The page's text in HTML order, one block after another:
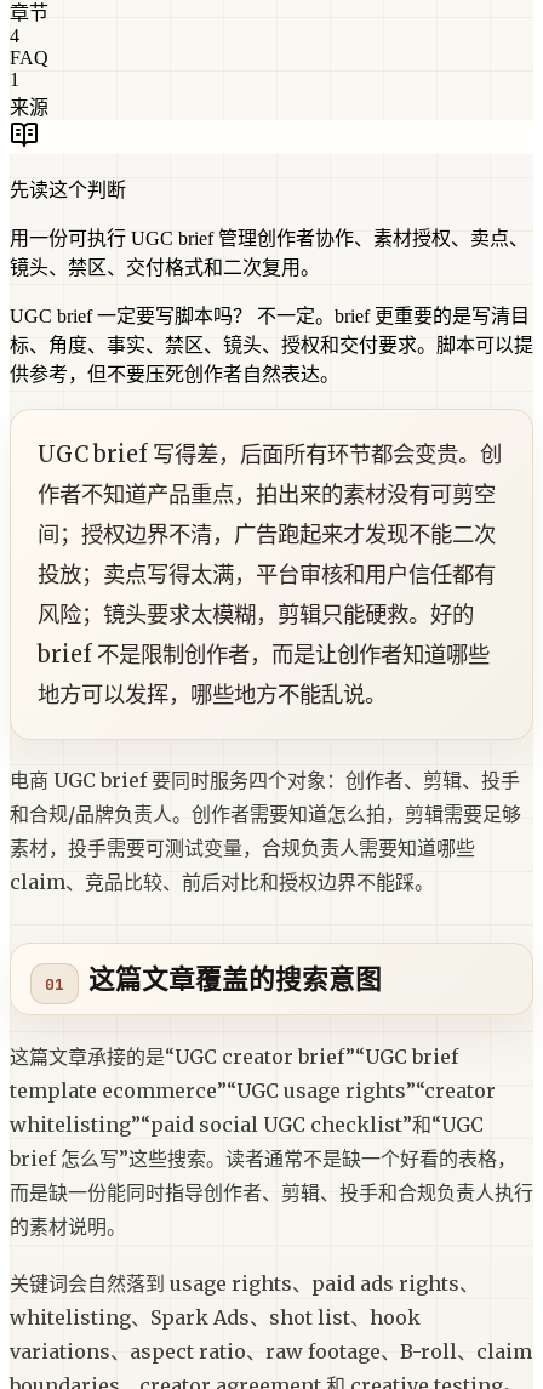
章节
4
FAQ
1
来源
先读这个判断
用一份可执行 UGC brief 管理创作者协作、素材授权、卖点、
镜头、禁区、交付格式和二次复用。
UGC brief 一定要写脚本吗？
不一定。brief 更重要的是写清目
标、角度、事实、禁区、镜头、授权和交付要求。脚本可以提
供参考，但不要压死创作者自然表达。
UGC brief 写得差，后面所有环节都会变贵。创
作者不知道产品重点，拍出来的素材没有可剪空
间；授权边界不清，广告跑起来才发现不能二次
投放；卖点写得太满，平台审核和用户信任都有
风险；镜头要求太模糊，剪辑只能硬救。好的
brief 不是限制创作者，而是让创作者知道哪些
地方可以发挥，哪些地方不能乱说。
电商 UGC brief 要同时服务四个对象：创作者、剪辑、投手
和合规/品牌负责人。创作者需要知道怎么拍，剪辑需要足够
素材，投手需要可测试变量，合规负责人需要知道哪些
claim、竞品比较、前后对比和授权边界不能踩。
这篇文章覆盖的搜索意图
这篇文章承接的是“UGC creator brief”“UGC brief
template ecommerce”“UGC usage rights”“creator
whitelisting”“paid social UGC checklist”和“UGC
brief 怎么写”这些搜索。读者通常不是缺一个好看的表格，
而是缺一份能同时指导创作者、剪辑、投手和合规负责人执行
的素材说明。
关键词会自然落到 usage rights、paid ads rights、
whitelisting、Spark Ads、shot list、hook
variations、aspect ratio、raw footage、B-roll、claim